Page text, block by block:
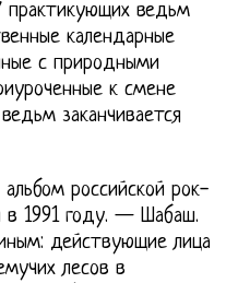
практикующих ведьм
календарные
с природными
к смене
заканчивается
российской рок-
в 1991 году. — Шабаш.
действующие лица
лесов в